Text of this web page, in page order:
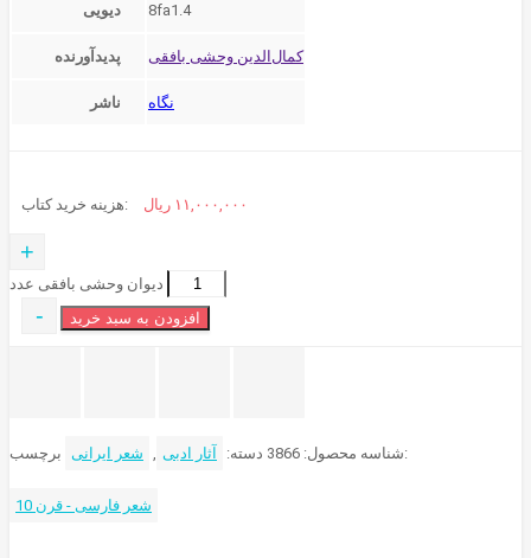
دیویی 8fa1.4
پدیدآورنده
ناشر نگاه
هزینه خرید کتاب: ۱۱,۰۰۰,۰۰۰ ریال
+
دیوان‌ وحشی‌ بافقی‌ عدد
- افزودن به سبد خرید
شناسه محصول: 3866 دسته: آثار ادبی شعر ایرانی برچسب:
شعر فارسی - قرن 10